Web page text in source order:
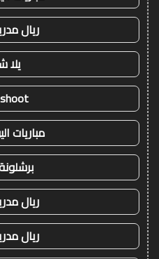
ريال
مباريات
ريال
ريال